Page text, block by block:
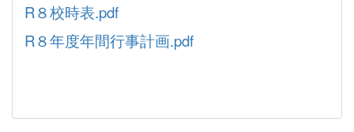
R８校時表.pdf
R８年度年間行事計画.pdf